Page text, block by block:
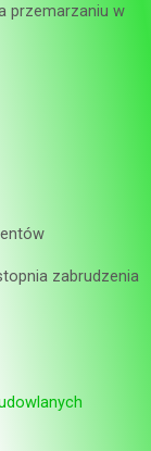
przemarzaniu w
zabrudzenia